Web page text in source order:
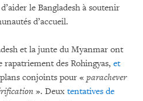
le Bangladesh à soutenir
d’accueil.
et la junte du Myanmar ont
rapatriement des Rohingyas, et
conjoints pour « parachever
». Deux tentatives de